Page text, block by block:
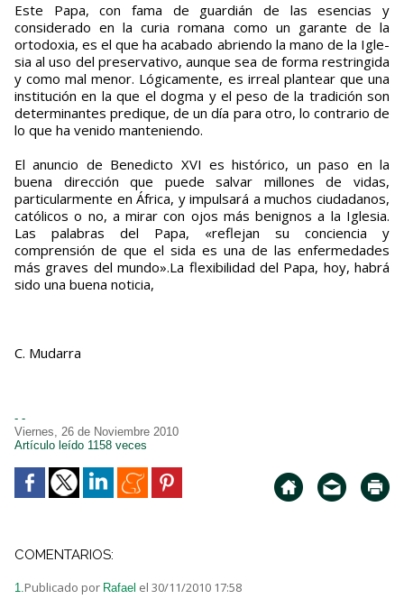
Este Papa, con fama de guardián de las esencias y
considerado en la curia romana como un garante de la
ortodoxia, es el que ha acabado abriendo la mano de la Igle­
sia al uso del preservativo, aunque sea de forma res­tringida
y como mal menor. Lógicamente, es irreal plantear que una
institución en la que el dogma y el peso de la tradición son
determinantes predique, de un día para otro, lo contrario de
lo que ha venido manteniendo.
El anuncio de Benedicto XVI es histórico, un paso en la
buena dirección que puede salvar millones de vidas,
particularmente en África, y impulsará a muchos ciudadanos,
católicos o no, a mirar con ojos más benignos a la Iglesia.
Las palabras del Papa, «reflejan su conciencia y
comprensión de que el sida es una de las enfermedades
más graves del mundo».La fle­xibilidad del Papa, hoy, habrá
sido una buena noticia,
C. Mudarra
- -
Viernes, 26 de Noviembre 2010
Artículo leído 1158 veces
COMENTARIOS:
1.Publicado por Rafael el 30/11/2010 17:58